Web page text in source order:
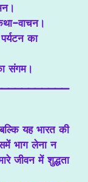
वाचन।
का
संगम।
यह भारत की
भाग लेना न
जीवन में शुद्धता